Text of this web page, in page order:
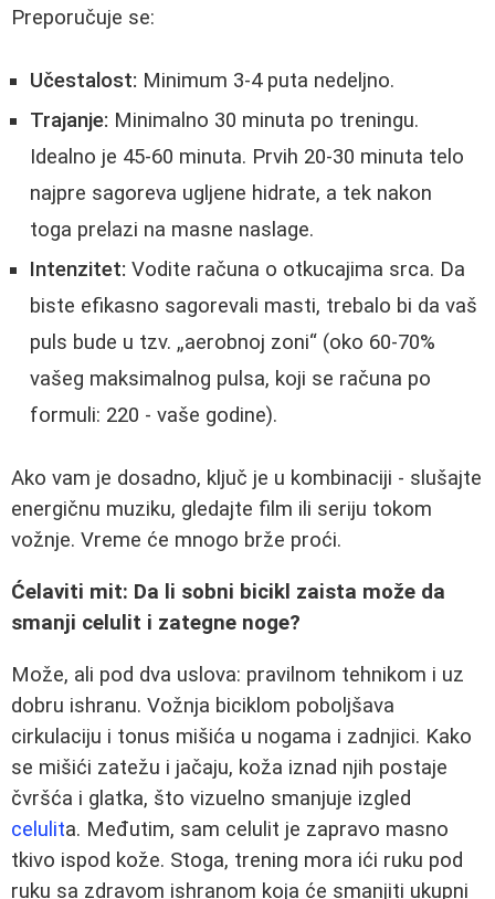
Preporučuje se:
Učestalost: Minimum 3-4 puta nedeljno.
Trajanje: Minimalno 30 minuta po treningu.
Idealno je 45-60 minuta. Prvih 20-30 minuta telo
najpre sagoreva ugljene hidrate, a tek nakon
toga prelazi na masne naslage.
Intenzitet: Vodite računa o otkucajima srca. Da
biste efikasno sagorevali masti, trebalo bi da vaš
puls bude u tzv. „aerobnoj zoni“ (oko 60-70%
vašeg maksimalnog pulsa, koji se računa po
formuli: 220 - vaše godine).
Ako vam je dosadno, ključ je u kombinaciji - slušajte
energičnu muziku, gledajte film ili seriju tokom
vožnje. Vreme će mnogo brže proći.
Ćelaviti mit: Da li sobni bicikl zaista može da
smanji celulit i zategne noge?
Može, ali pod dva uslova: pravilnom tehnikom i uz
dobru ishranu. Vožnja biciklom poboljšava
cirkulaciju i tonus mišića u nogama i zadnjici. Kako
se mišići zatežu i jačaju, koža iznad njih postaje
čvršća i glatka, što vizuelno smanjuje izgled
celulita. Međutim, sam celulit je zapravo masno
tkivo ispod kože. Stoga, trening mora ići ruku pod
ruku sa zdravom ishranom koja će smanjiti ukupni